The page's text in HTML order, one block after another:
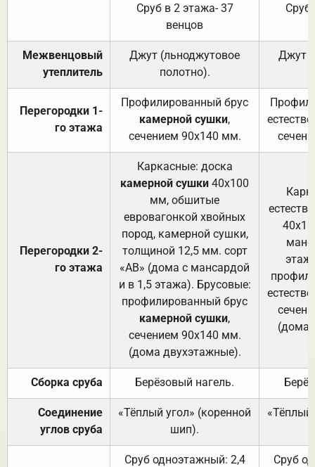
Сруб в 2 этажа- 37
венцов
Сруб
Межвенцовый
утеплитель
Джут (льноджутовое
полотно).
Джут
Перегородки 1-
го этажа
Профилированный брус
камерной сушки,
сечением 90х140 мм.
Перегородки 2-
го этажа
Каркасные: доска
камерной сушки 40х100
мм, обшитые
евровагонкой хвойных
пород, камерной сушки,
толщиной 12,5 мм. сорт
«АВ» (дома с мансардой
и в 1,5 этажа). Брусовые:
профилированный брус
камерной сушки,
сечением 90х140 мм.
(дома двухэтажные).
(дома
Сборка сруба Берёзовый нагель.
Соединение
углов сруба
«Тёплый угол» (коренной
шип).
«Тёплый
Сруб одноэтажный: 2,4
Сруб